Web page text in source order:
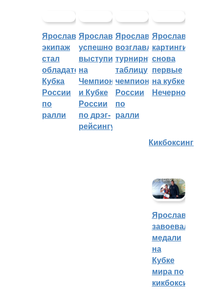
Ярославский
экипаж
стал
обладателем
Кубка
России
по
ралли
Ярославцы
успешно
выступили
на
Чемпионате
и Кубке
России
по дрэг-
рейсингу
Ярославцы
возглавляют
турнирную
таблицу
чемпионата
России
по
ралли
Ярославские
картингисты
снова
первые
на кубке
Нечерноземья
Кикбоксинг
Ярославцы
завоевали
медали
на
Кубке
мира по
кикбоксингу